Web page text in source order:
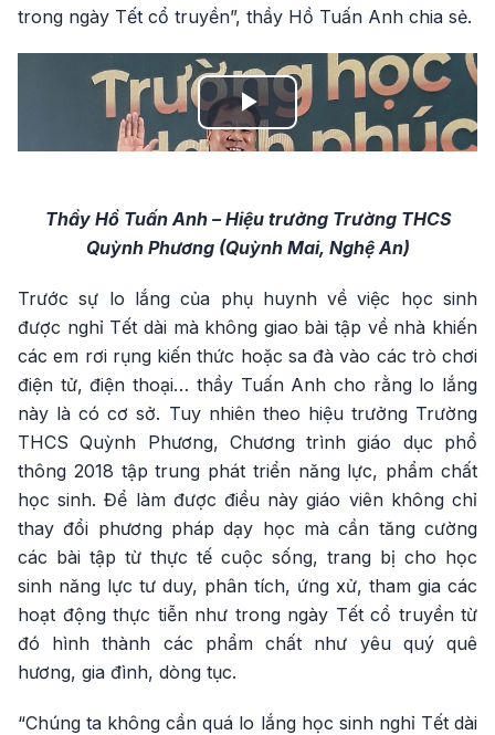
trong ngày Tết cổ truyền”, thầy Hồ Tuấn Anh chia sẻ.
Play
Thầy Hồ Tuấn Anh – Hiệu trưởng Trường THCS
Quỳnh Phương (Quỳnh Mai, Nghệ An)
Trước sự lo lắng của phụ huynh về việc học sinh
được nghỉ Tết dài mà không giao bài tập về nhà khiến
các em rơi rụng kiến thức hoặc sa đà vào các trò chơi
điện tử, điện thoại… thầy Tuấn Anh cho rằng lo lắng
này là có cơ sở. Tuy nhiên theo hiệu trưởng Trường
THCS Quỳnh Phương, Chương trình giáo dục phổ
thông 2018 tập trung phát triển năng lực, phẩm chất
học sinh. Để làm được điều này giáo viên không chỉ
thay đổi phương pháp dạy học mà cần tăng cường
các bài tập từ thực tế cuộc sống, trang bị cho học
sinh năng lực tư duy, phân tích, ứng xử, tham gia các
hoạt động thực tiễn như trong ngày Tết cổ truyền từ
đó hình thành các phẩm chất như yêu quý quê
hương, gia đình, dòng tục.
“Chúng ta không cần quá lo lắng học sinh nghỉ Tết dài